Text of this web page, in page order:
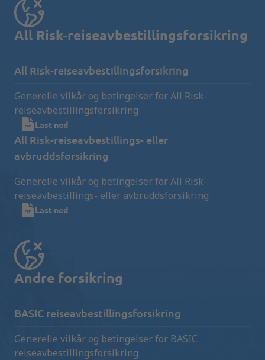
All Risk-reiseavbestillingsforsikring
All Risk-reiseavbestillingsforsikring
Generelle vilkår og betingelser for All Risk-
reiseavbestillingsforsikring
Last ned
All Risk-reiseavbestillings- eller
avbruddsforsikring
Generelle vilkår og betingelser for All Risk-
reiseavbestillings- eller avbruddsforsikring
Last ned
Andre forsikring
BASIC reiseavbestillingsforsikring
Generelle vilkår og betingelser for BASIC
reiseavbestillingsforsikring